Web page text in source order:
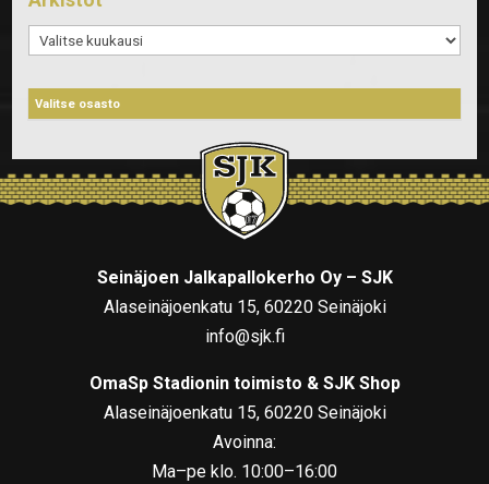
Arkistot
Seinäjoen Jalkapallokerho Oy – SJK
Alaseinäjoenkatu 15, 60220 Seinäjoki
info@sjk.fi
OmaSp Stadionin toimisto & SJK Shop
Alaseinäjoenkatu 15, 60220 Seinäjoki
Avoinna:
Ma–pe klo. 10:00–16:00